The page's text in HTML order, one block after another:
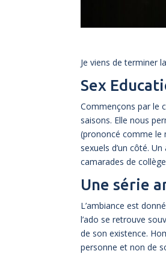
Je viens de terminer
Sex
Commençons par le
saisons. Elle nous
(prononcé comme le
sexuels d’un côté.
camarades de
Une série
L’ambiance est
l’ado se retrouve
de son existence.
personne et non de